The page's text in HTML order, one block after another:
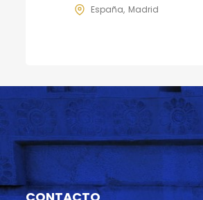
España Madrid